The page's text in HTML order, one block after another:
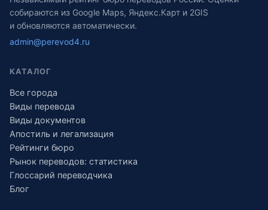
собираются из Google Maps, Яндекс.Карт и 2GIS
и обновляются автоматически.
admin@perevod4.ru
КАТАЛОГ
Все города
Виды перевода
Виды документов
Апостиль и легализация
Рейтинги бюро
Рынок переводов: статистика
Глоссарий переводчика
Блог